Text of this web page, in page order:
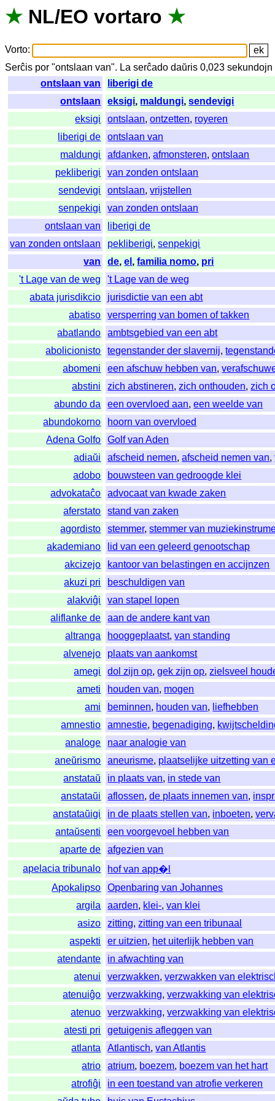
★ NL/EO vortaro ★
Vorto:
Serĉis por "ontslaan van". La serĉado daŭris 0,023sekundojn
ontslaan van
liberigi de
ontslaan
eksigi, maldungi,sendevigi
eksigi
ontslaan,ontzetten, royeren
liberigi de
ontslaan van
maldungi
afdanken,afmonsteren,ontslaan
pekliberigi
van zonden ontslaan
sendevigi
ontslaan,vrijstellen
senpekigi
van zonden ontslaan
ontslaan van
liberigi de
van zonden ontslaan
pekliberigi,senpekigi
van
de,el ,familia nomo, pri
't Lage van de weg
't Lage van de weg
abata jurisdikcio
jurisdictie van een abt
abatiso
versperring van bomen of takken
abatlando
ambtsgebied van een abt
abolicionisto
tegenstander der slavernij,
abomeni
een afschuw hebben van,
abstini
zich abstineren,zich onthouden,zich
abundo da
een overvloed aan,een weelde van
abundokorno
hoorn van overvloed
Adena Golfo
Golf van Aden
adiaŭi
afscheid nemen,afscheid nemen van,
adobo
bouwsteen van gedroogde klei
advokataĉo
advocaat van kwade zaken
aferstato
stand van zaken
agordisto
stemmer,stemmer van
akademiano
lid van een geleerd genootschap
akcizejo
kantoor van belastingen en accijnzen
akuzi pri
beschuldigen van
alakviĝi
van stapel lopen
aliflanke de
aan de andere kant van
altranga
hooggeplaatst,van standing
alvenejo
plaats van aankomst
amegi
dol zijn op,gek zijn op,zielsveel
ameti
houden van, mogen
ami
beminnen, houden van, liefhebben
amnestio
amnestie, begenadiging,
analoge
naar analogie van
aneŭrismo
aneurisme, plaatselijke uitzetting van
anstataŭ
in plaats van, in stede van
anstataŭi
aflossen,de plaats innemen van,
anstataŭigi
in de plaats stellen van, inboeten,
antaŭsenti
een voorgevoel hebben van
aparte de
afgezien van
apelacia tribunalo
hof van app�l
Apokalipso
Openbaring van Johannes
argila
aarden, klei-,van klei
asizo
zitting,zitting van een tribunaal
aspekti
er uitzien, het uiterlijk hebben van
atendante
in afwachting van
atenui
verzwakken,verzwakken van
atenuiĝo
verzwakking,verzwakking van
atenuo
verzwakking,verzwakking van
atesti pri
getuigenis afleggen van
atlanta
Atlantisch,van Atlantis
atrio
atrium, boezem, boezem van het hart
atrofiĝi
in een toestand van atrofie verkeren